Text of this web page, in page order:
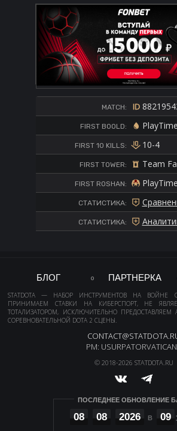
MATCH:
FIRST BOOLD: PlayTime
FIRST 10 KILLS: 10-4
FIRST TOWER: Team
FIRST ROSHAN: PlayTime
СТАТИСТИКА:
СТАТИСТИКА:
БЛОГ ПАРТНЕРКА
STATDOTA — НАБОР ИНСТРУМЕНТОВ НА
ПРИНИМАЕМ СТАВКИ НА КИБЕРСПОРТ, НЕ
ТОТАЛИЗАТОРОМ, ИСКЛЮЧИТЕЛЬНО ПРЕДОСТАВЛЯЕМ
СОРЕВНОВАТЕЛЬНОЙ DOTA 2 СЦЕНЫ.
PM:
© 2018-2026 STATDOTA.RU
ПОСЛЕДНЕЕ ОБНОВЛЕНИЕ
08 08 2026 09